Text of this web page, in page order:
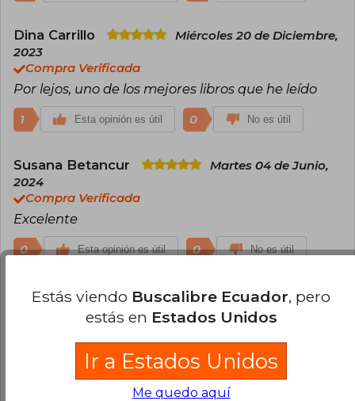
Dina Carrillo
Miércoles 20 de Diciembre,
2023
Compra Verificada
Por lejos, uno de los mejores libros que he leído
1 Esta opinión es útil 0 No es útil
Susana Betancur
Martes 04 de Junio,
2024
Compra Verificada
Excelente
0 Esta opinión es útil 0 No es útil
Andrea Verbeck
Jueves 09 de Octubre,
Esta opinión es útil 0 No es útil
Estás viendo Buscalibre Ecuador, pero
estás en Estados Unidos
Ir a Estados Unidos
Me quedo aquí